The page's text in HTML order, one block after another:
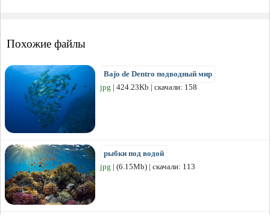
Похожие файлы
Bajo de Dentro подводный мир
jpg | 424.23Kb | скачали: 158
рыбки под водой
jpg | (6.15Mb) | скачали: 113